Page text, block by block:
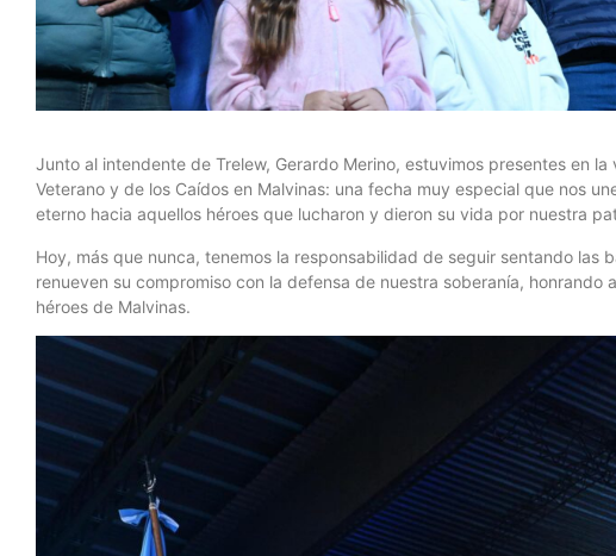
Junto al intendente de Trelew, Gerardo Merino, estuvimos presentes en
Veterano y de los Caídos en Malvinas: una fecha muy especial que nos
eterno hacia aquellos héroes que lucharon y dieron su vida por nuestra
Hoy, más que nunca, tenemos la responsabilidad de seguir sentando las
renueven su compromiso con la defensa de nuestra soberanía, honrando
héroes de Malvinas.